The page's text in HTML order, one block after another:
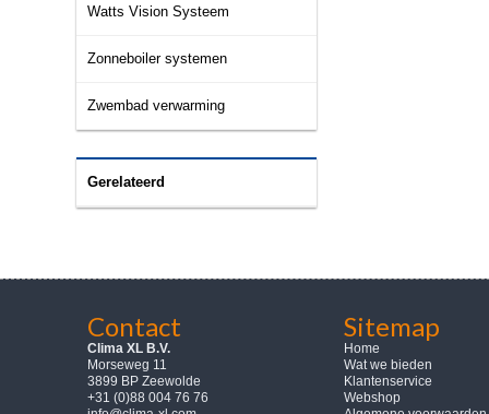
Watts Vision Systeem
Zonneboiler systemen
Zwembad verwarming
Gerelateerd
Contact
Clima XL B.V.
Morseweg 11
3899 BP Zeewolde
+31 (0)88 004 76 76
Sitemap
Home
Wat we bieden
Klantenservice
Webshop